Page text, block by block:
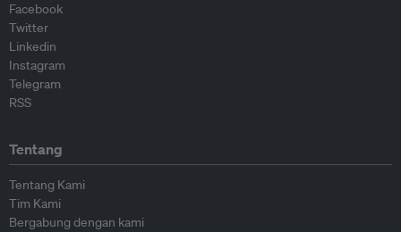
Facebook
Twitter
Linkedin
Instagram
Telegram
RSS
Tentang
Tentang Kami
Tim Kami
Bergabung dengan kami